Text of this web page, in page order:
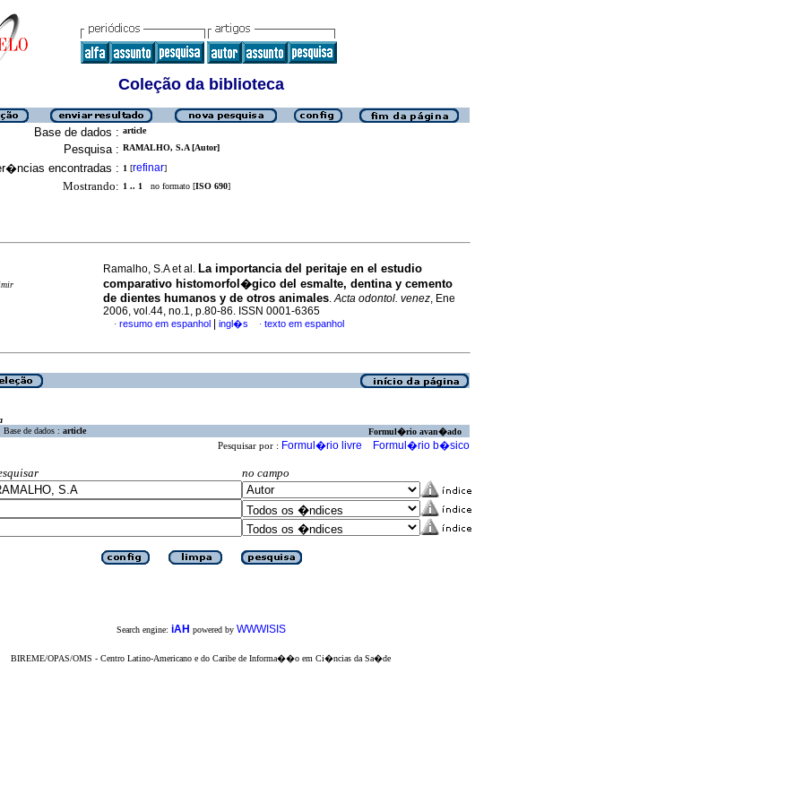
Coleção da biblioteca
Base de dados : article
Pesquisa : RAMALHO, S.A [Autor]
encontradas : 1 [refinar]
Mostrando: 1 .. 1 no formato [ISO 690]
Ramalho, S.A et al. La importancia del peritaje en el estudio
comparativo histomorfol�gico del esmalte, dentina y cemento
de dientes humanos y de otros animales.Acta odontol. venez, Ene
2006, vol.44, no.1, p.80-86. ISSN 0001-6365
· resumo em espanhol ingl�s · texto em espanhol
Base de dados : article Formul�rio avan�ado
Pesquisar por : Formul�rio livre Formul�rio b�sico
no campo
Search engine: iAH powered by WWWISIS
BIREME/OPAS/OMS - Centro Latino-Americano e do Caribe de Informa��o em Ci�ncias da Sa�de